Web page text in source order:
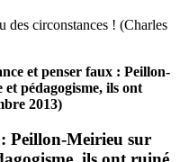
des circonstances ! (Charles
et penser faux : Peillon-
pédagogisme, ils ont
2013)
Peillon-Meirieu sur